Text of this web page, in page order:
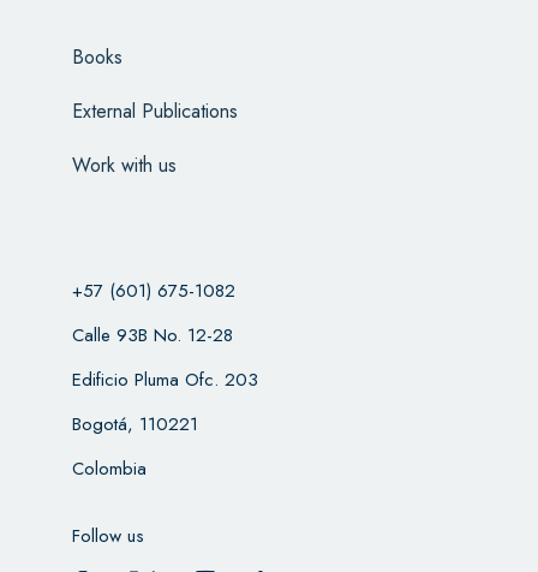
Books
External Publications
Work with us
+57 (601) 675-1082
Calle 93B No. 12-28
Edificio Pluma Ofc. 203
Bogotá, 110221
Colombia
Follow us